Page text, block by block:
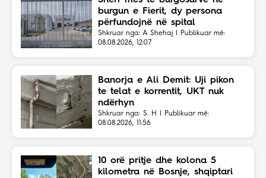
burgun e Fierit, dy persona
përfundojnë në spital
Shkruar nga: A Shehaj | Publikuar më:
08.08.2026, 12:07
Banorja e Ali Demit: Uji pikon
te telat e korrentit, UKT nuk
ndërhyn
Shkruar nga: S. H | Publikuar më:
08.08.2026, 11:56
10 orë pritje dhe kolona 5
kilometra në Bosnje, shqiptari